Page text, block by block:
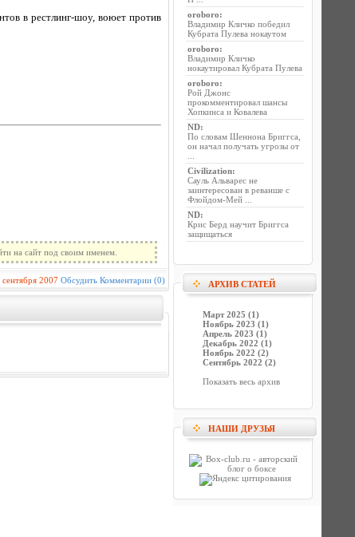
в рестлинг-шоу, воюет против
на сайт под своим именем.
сентября 2007 Обсудить Комментарии (0)
oroboro:
Владимир Кличко победил
Кубрата Пулева нокаутом
oroboro:
Владимир Кличко
нокаутировал Кубрата Пулева
oroboro:
Рой Джонс
прокомментировал шансы
Хопкинса и Ковалева
ND:
По словам Шеннона Бриггса,
он начал получать угрозы от
Civilization:
Сауль Альварес не
заинтересован в реванше с
Флойдом-Мей ...
ND:
Крис Берд научит Бриггса
защищаться
АРХИВ СТАТЕЙ
Март 2025 (1)
Ноябрь 2023 (1)
Апрель 2023 (1)
Декабрь 2022 (1)
Ноябрь 2022 (2)
Сентябрь 2022 (2)
Показать весь архив
НАШИ ДРУЗЬЯ